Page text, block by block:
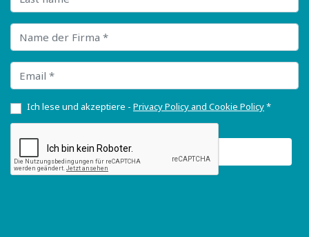
Name der Firma
Email
Ich lese und akzeptiere - Privacy Policy and Cookie Policy*